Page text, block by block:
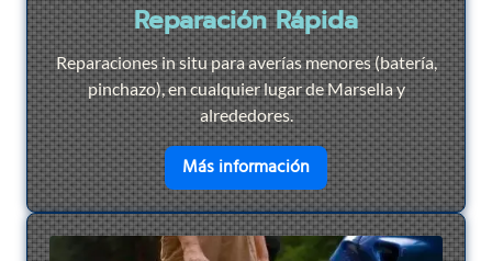
Reparación Rápida
Reparaciones in situ para averías menores (batería,
pinchazo), en cualquier lugar de Marsella y
alrededores.
Más informaciónen savoir plus sur